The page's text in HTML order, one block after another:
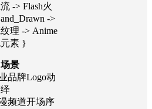
-> Flash火
->
理 -> Anime
素 }
景
品牌Logo动
频道开场序